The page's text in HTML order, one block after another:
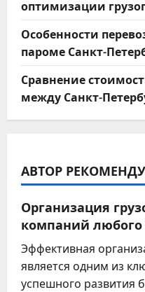
оптимизации
Особенности
пароме Санкт-
Сравнение
между Санкт-
АВТОР
Организация
компаний любого
Эффективная
является одним из
успешного развития